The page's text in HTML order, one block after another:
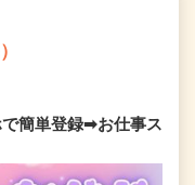
簡単登録➡お仕事ス